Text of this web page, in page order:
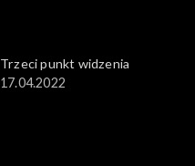
Trzeci punkt widzenia
17.04.2022